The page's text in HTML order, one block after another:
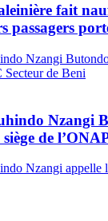
fait
passagers
Nzangi
de